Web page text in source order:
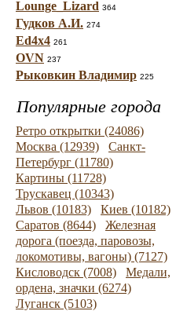
Lounge_Lizard 364
Гудков А.И. 274
Ed4x4 261
OVN 237
Рыковкин Владимир 225
Популярные города
Ретро открытки (24086)
Москва (12939)
Санкт-
Петербург (11780)
Картины (11728)
Трускавец (10343)
Львов (10183)
Киев (10182)
Саратов (8644)
Железная
дорога (поезда, паровозы,
локомотивы, вагоны) (7127)
Кисловодск (7008)
Медали,
ордена, значки (6274)
Луганск (5103)